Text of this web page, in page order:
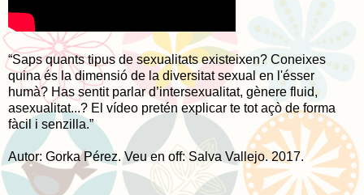
“Saps quants tipus de sexualitats existeixen? Coneixes
quina és la dimensió de la diversitat sexual en l'ésser
humà? Has sentit parlar d’intersexualitat, gènere fluid,
asexualitat...? El vídeo pretén explicar te tot açò de forma
fàcil i senzilla.”
Autor: Gorka Pérez. Veu en off: Salva Vallejo. 2017.